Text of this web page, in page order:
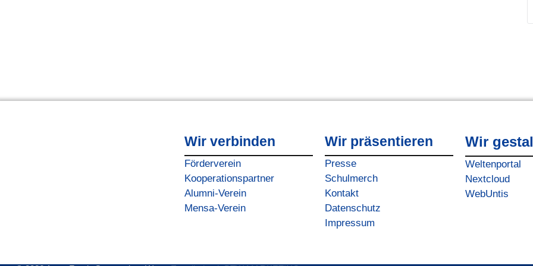
Wir verbinden
Förderverein
Kooperationspartner
Alumni-Verein
Mensa-Verein
Wir präsentieren
Presse
Schulmerch
Kontakt
Datenschutz
Impressum
Wir
Weltenportal
Nextcloud
WebUntis